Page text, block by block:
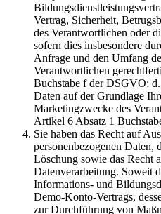
Vertrag, Sicherheit,
des Verantwortlichen oder
sofern dies insbesondere
Anfrage und den Umfang
Verantwortlichen
Buchstabe f der DSGVO;
Daten auf der Grundlage
Marketingzwecke des
Artikel 6 Absatz 1
Sie haben das Recht auf
personenbezogenen Daten,
Löschung sowie das Recht
Datenverarbeitung. Soweit
Informations- und
Demo-Konto-Vertrags,
zur Durchführung von